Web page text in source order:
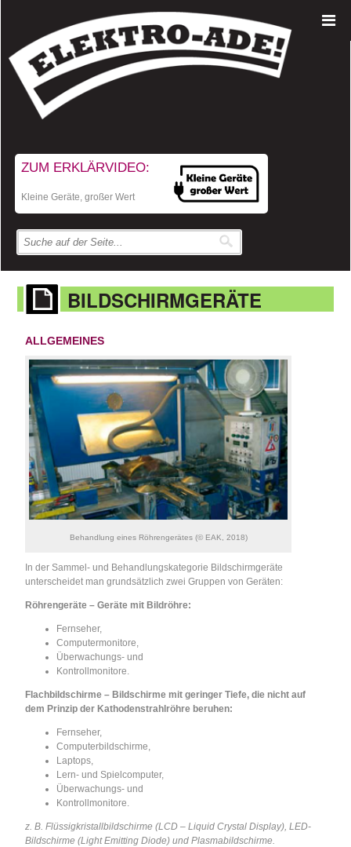
ZUM ERKLÄRVIDEO:
Kleine Geräte, großer Wert
BILDSCHIRMGERÄTE
ALLGEMEINES
Behandlung eines Röhrengerätes (© EAK, 2018)
In der Sammel- und Behandlungskategorie Bildschirmgeräte
unterscheidet man grundsätzlich zwei Gruppen von Geräten:
Röhrengeräte – Geräte mit Bildröhre:
Fernseher,
Computermonitore,
Überwachungs- und
Kontrollmonitore.
Flachbildschirme – Bildschirme mit geringer Tiefe, die nicht auf
dem Prinzip der Kathodenstrahlröhre beruhen:
Fernseher,
Computerbildschirme,
Laptops,
Lern- und Spielcomputer,
Überwachungs- und
Kontrollmonitore.
z. B. Flüssigkristallbildschirme (LCD – Liquid Crystal Display), LED-
Bildschirme (Light Emitting Diode) und Plasmabildschirme.